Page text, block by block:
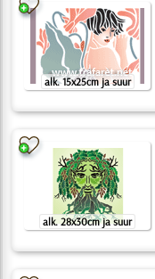
alk. 15x25cm ja suur
alk. 28x30cm ja suur